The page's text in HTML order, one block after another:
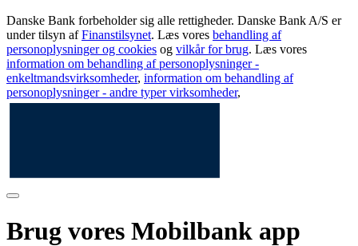
Danske Bank forbeholder sig alle rettigheder. Danske Bank A/S er
under tilsyn afFinanstilsynet. Læs vores behandling af
personoplysninger og cookies og vilkår for brug. Læs vores
information om behandling af personoplysninger -
enkeltmandsvirksomheder, information om behandling af
personoplysninger - andre typer virksomheder,
Brug vores Mobilbank app